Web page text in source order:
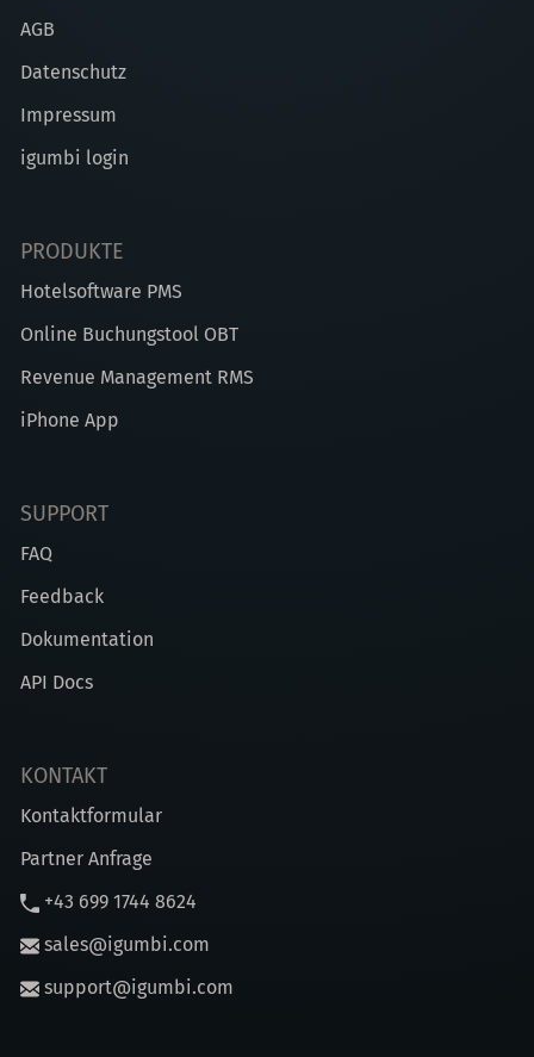
AGB
Datenschutz
Impressum
igumbi login
PRODUKTE
Hotelsoftware PMS
Online Buchungstool OBT
Revenue Management RMS
iPhone App
SUPPORT
FAQ
Feedback
Dokumentation
API Docs
KONTAKT
Kontaktformular
Partner Anfrage
+43 699 1744 8624
sales@igumbi.com
support@igumbi.com